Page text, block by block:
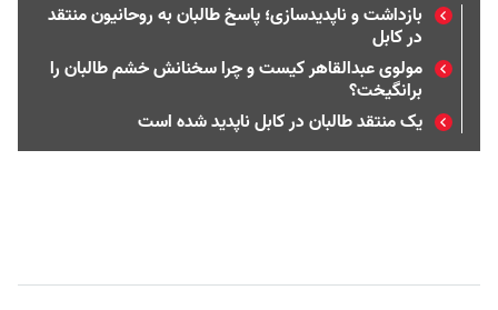
بازداشت و ناپدیدسازی؛ پاسخ طالبان به روحانیون منتقد
در کابل
مولوی عبدالقاهر کیست و چرا سخنانش خشم طالبان را
برانگیخت؟
یک منتقد طالبان در کابل ناپدید شده است